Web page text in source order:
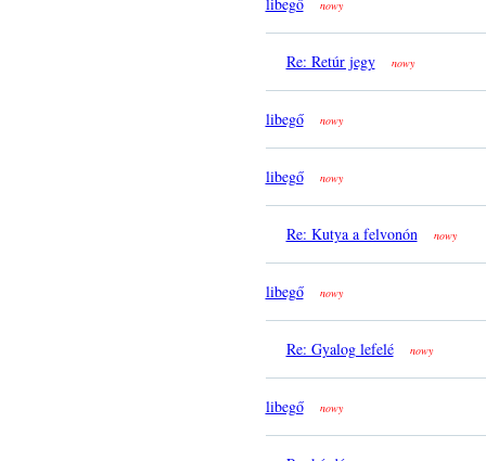
nowy
Re: Retúr jegy nowy
libegő nowy
libegő nowy
Re: Kutya a felvonón nowy
libegő nowy
Re: Gyalog lefelé nowy
libegő nowy